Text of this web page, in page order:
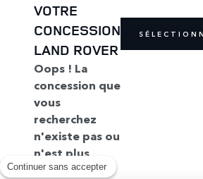
Continuer sans accepter
VOTRE
CONCESSION
LAND ROVER
Oops ! La
concession que
vous
recherchez
n'existe pas ou
n'est plus
disponible.